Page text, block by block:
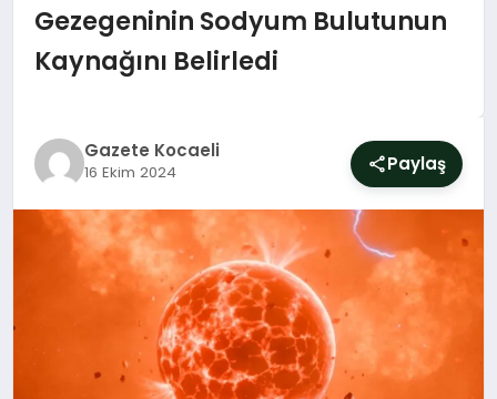
MAGAZIN
YAŞAM
DÜNYA
EĞITIM
Gezegeninin Sodyum Bulutunun
Kaynağını Belirledi
Gazete Kocaeli
16 Ekim 2024 Paylaş